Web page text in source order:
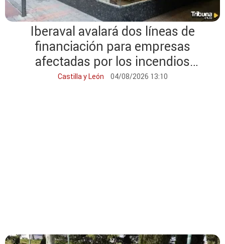
Iberaval avalará dos líneas de
financiación para empresas
afectadas por los incendios
forestales en Castilla y León
Castilla y León 04/08/2026 13:10